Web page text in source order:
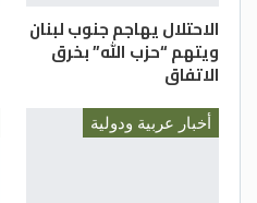
الاحتلال يهاجم جنوب لبنان
ويتهم “حزب الله” بخرق
الاتفاق
أخبار عربية ودولية